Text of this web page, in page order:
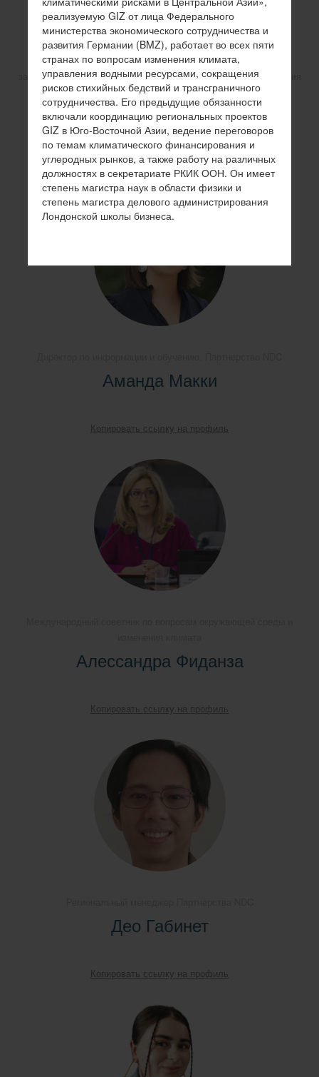
реализуемую GIZ от лица Федерального
министерства экономического сотрудничества и
развития Германии (BMZ), работает во всех пяти
странах по вопросам изменения климата,
управления водными ресурсами, сокращения
рисков стихийных бедствий и трансграничного
сотрудничества. Его предыдущие обязанности
включали координацию региональных проектов
GIZ в Юго-Восточной Азии, ведение переговоров
по темам климатического финансирования и
углеродных рынков, а также работу на различных
должностях в секретариате РКИК ООН. Он имеет
степень магистра наук в области физики и
степень магистра делового администрирования
Лондонской школы бизнеса.
заместитель директора Центра климатического финансирования
при Кабинете Министров Кыргызской Республики
Асель Мадыбаева
Копировать ссылку на профиль
Аманда Макки
Копировать ссылку на профиль
Алессандра Фиданза
Копировать ссылку на профиль
Део Габинет
Копировать ссылку на профиль